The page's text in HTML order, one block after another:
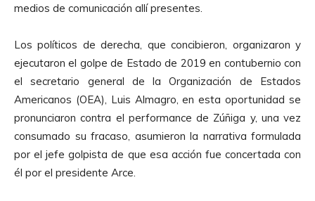
medios de comunicación allí presentes.
Los políticos de derecha, que concibieron, organizaron y
ejecutaron el golpe de Estado de 2019 en contubernio con
el secretario general de la Organización de Estados
Americanos (OEA), Luis Almagro, en esta oportunidad se
pronunciaron contra el performance de Zúñiga y, una vez
consumado su fracaso, asumieron la narrativa formulada
por el jefe golpista de que esa acción fue concertada con
él por el presidente Arce.